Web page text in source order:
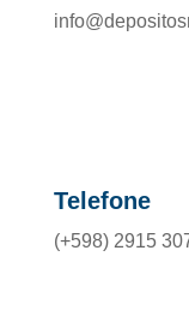
Telefone
(+598) 2915